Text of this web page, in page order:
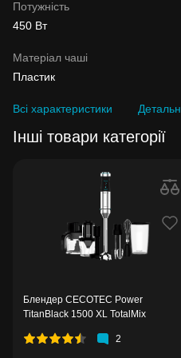
Потужність
450 Вт
Матеріал чаші
Пластик
Всі характеристики
Інші товари категорії
Блендер CECOTEC Power
TitanBlack 1500 XL TotalMix
2